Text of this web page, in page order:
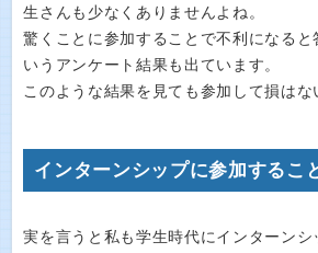
生さんも少なくありませんよね。
驚くことに参加することで不利になると
いうアンケート結果も出ています。
このような結果を見ても参加して損はな
インターンシップに参加するこ
実を言うと私も学生時代にインターンシ